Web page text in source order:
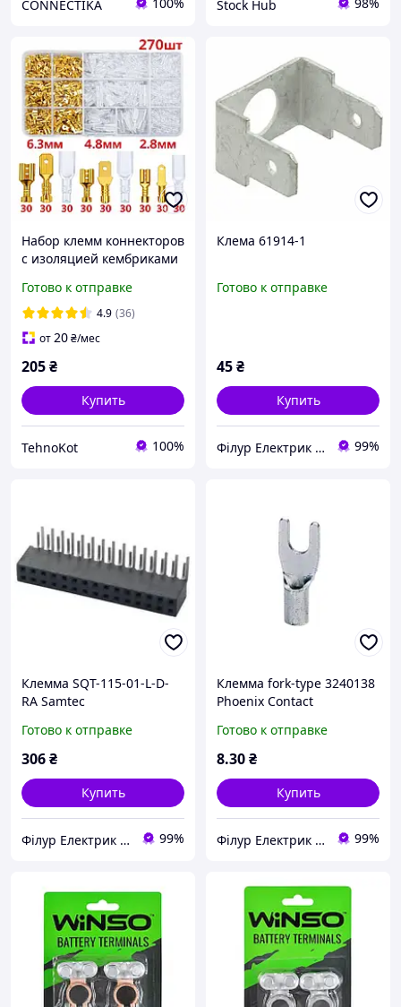
CONNECTIKA Stock Hub
Набор клемм коннекторов
с изоляцией кембриками
270шт 2.8/4.8/6.3мм
Готово к отправке
4.9 (36)
от20₴/мес
205₴
Купить
TehnoKot 100%
Клема 61914-1
Готово к отправке
45₴
Купить
Філур Електрик ЛТД 99%
Клемма SQT-115-01-L-D-
RA Samtec
Готово к отправке
306₴
Купить
Філур Електрик ЛТД 99%
Клемма fork-type 3240138
Phoenix Contact
Готово к отправке
8.30₴
Купить
Філур Електрик ЛТД 99%